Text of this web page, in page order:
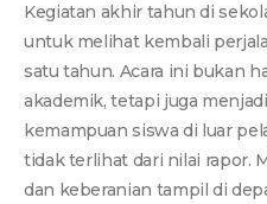
Kegiatan akhir tahun di
untuk melihat kembali
satu tahun. Acara ini bukan
akademik, tetapi juga
kemampuan siswa di luar
tidak terlihat dari nilai rapor.
dan keberanian tampil di